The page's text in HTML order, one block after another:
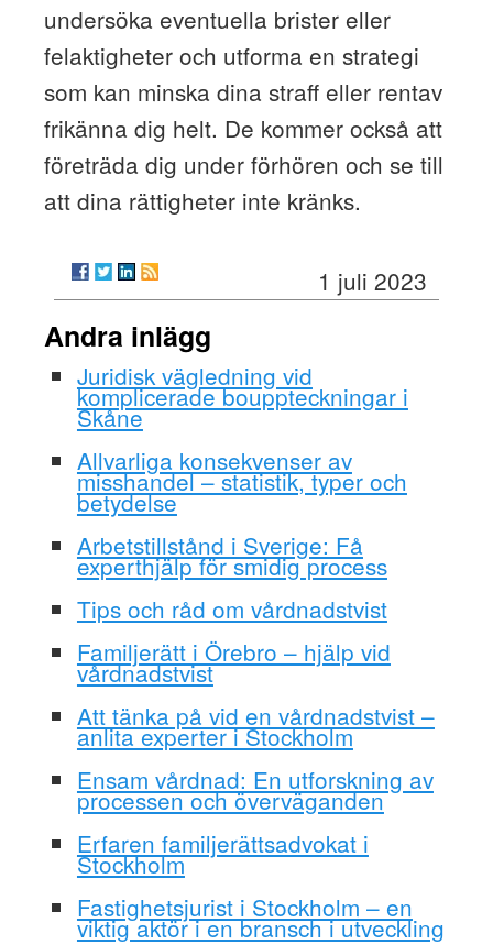
undersöka eventuella brister eller
felaktigheter och utforma en strategi
som kan minska dina straff eller rentav
frikänna dig helt. De kommer också att
företräda dig under förhören och se till
att dina rättigheter inte kränks.
1 juli 2023
Andra inlägg
Juridisk vägledning vid
komplicerade bouppteckningar i
Skåne
Allvarliga konsekvenser av
misshandel – statistik, typer och
betydelse
Arbetstillstånd i Sverige: Få
experthjälp för smidig process
Tips och råd om vårdnadstvist
Familjerätt i Örebro – hjälp vid
vårdnadstvist
Att tänka på vid en vårdnadstvist –
anlita experter i Stockholm
Ensam vårdnad: En utforskning av
processen och överväganden
Erfaren familjerättsadvokat i
Stockholm
Fastighetsjurist i Stockholm – en
viktig aktör i en bransch i utveckling